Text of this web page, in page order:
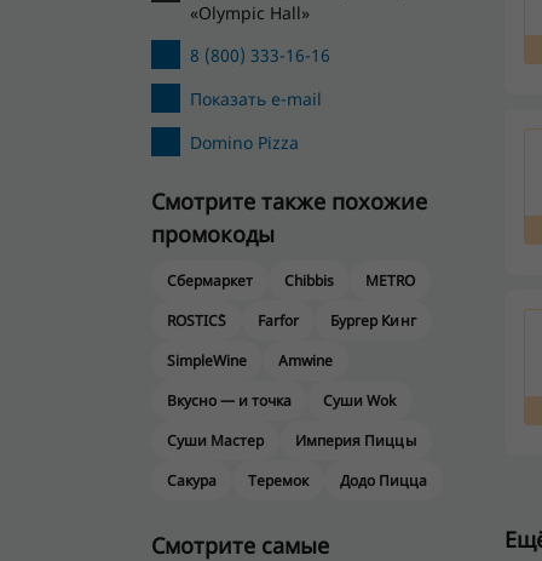
«Olympic Hall»
8 (800) 333-16-16
Показать e-mail
Domino Pizza
Смотрите также похожие
промокоды
Сбермаркет Chibbis
METRO
ROSTIC`S
Farfor
Бургер Кинг
SimpleWine
Amwine
Вкусно — и точка
Суши Wok
Суши Мастер
Империя Пиццы
Сакура
Теремок Додо Пицца
Смотрите самые